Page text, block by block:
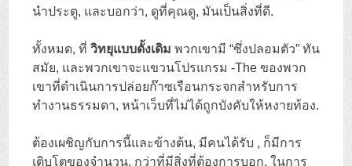
นำประตู, และบอกว่า, ดูที่คุณดู, มันเป็นสิ่งที่ดี.
ทั้งหมด, ที่วิทยุแบบดั้งเดิม พวกเขามี “ซึ่งปลอมตัว” ทัน
สมัย, และพวกเขาจะแขวนโปรแกรม -The ของพวก
เขาที่ดำเนินการปล่อยก๊าซเรือนกระจกสำหรับการ
ทำงานธรรมดา, หน้าเว็บที่ไม่ได้ถูกบังคับให้หงายท้อง.
ต้องเผชิญกับการนี้และข้างต้น, มีคนได้รับ , ก็มีการ
เติบโตของจำนวน, กว่าที่มีสิ่งที่ต้องการบอก, ในการ